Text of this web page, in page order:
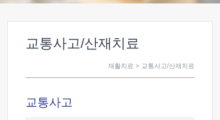
교통사고/산재치료
재활치료 > 교통사고/산재치료
교통사고